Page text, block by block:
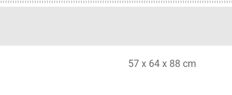
57 x 64 x 88 cm